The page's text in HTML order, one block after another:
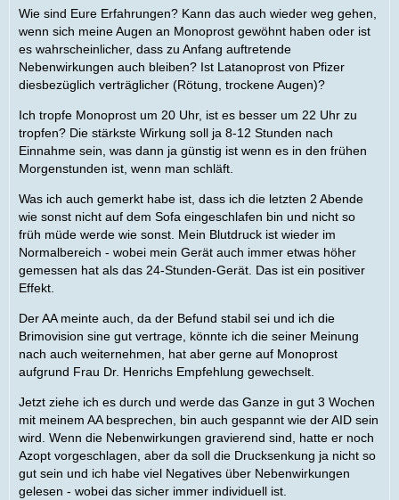
Wie sind Eure Erfahrungen? Kann das auch wieder weg gehen,
wenn sich meine Augen an Monoprost gewöhnt haben oder ist
es wahrscheinlicher, dass zu Anfang auftretende
Nebenwirkungen auch bleiben? Ist Latanoprost von Pfizer
diesbezüglich verträglicher (Rötung, trockene Augen)?
Ich tropfe Monoprost um 20 Uhr, ist es besser um 22 Uhr zu
tropfen? Die stärkste Wirkung soll ja 8-12 Stunden nach
Einnahme sein, was dann ja günstig ist wenn es in den frühen
Morgenstunden ist, wenn man schläft.
Was ich auch gemerkt habe ist, dass ich die letzten 2 Abende
wie sonst nicht auf dem Sofa eingeschlafen bin und nicht so
früh müde werde wie sonst. Mein Blutdruck ist wieder im
Normalbereich - wobei mein Gerät auch immer etwas höher
gemessen hat als das 24-Stunden-Gerät. Das ist ein positiver
Effekt.
Der AA meinte auch, da der Befund stabil sei und ich die
Brimovision sine gut vertrage, könnte ich die seiner Meinung
nach auch weiternehmen, hat aber gerne auf Monoprost
aufgrund Frau Dr. Henrichs Empfehlung gewechselt.
Jetzt ziehe ich es durch und werde das Ganze in gut 3 Wochen
mit meinem AA besprechen, bin auch gespannt wie der AID sein
wird. Wenn die Nebenwirkungen gravierend sind, hatte er noch
Azopt vorgeschlagen, aber da soll die Drucksenkung ja nicht so
gut sein und ich habe viel Negatives über Nebenwirkungen
gelesen - wobei das sicher immer individuell ist.